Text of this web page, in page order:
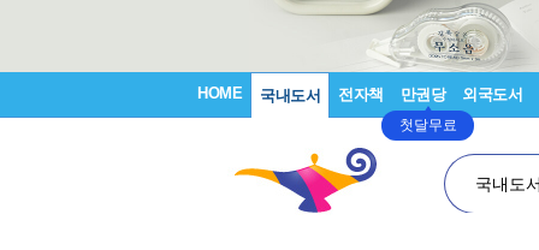
HOME 국내도서 전자책 만권당
첫달무료
외국도서
국내도